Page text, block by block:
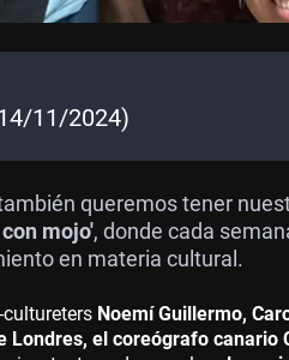
11/2024)
queremos tener
mojo', donde cada
en materia cultural.
Noemí Guillermo,
Londres, el coreógrafo canario